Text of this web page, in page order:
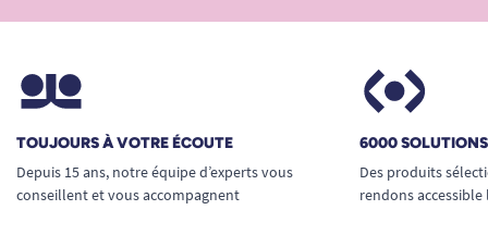
TOUJOURS À VOTRE ÉCOUTE
Depuis 15 ans, notre équipe d’experts vous
conseillent et vous accompagnent
6000
Des produits
rendons